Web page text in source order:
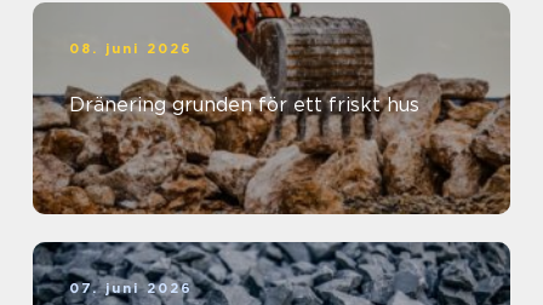
08. juni 2026
Dränering grunden för ett friskt hus
07. juni 2026